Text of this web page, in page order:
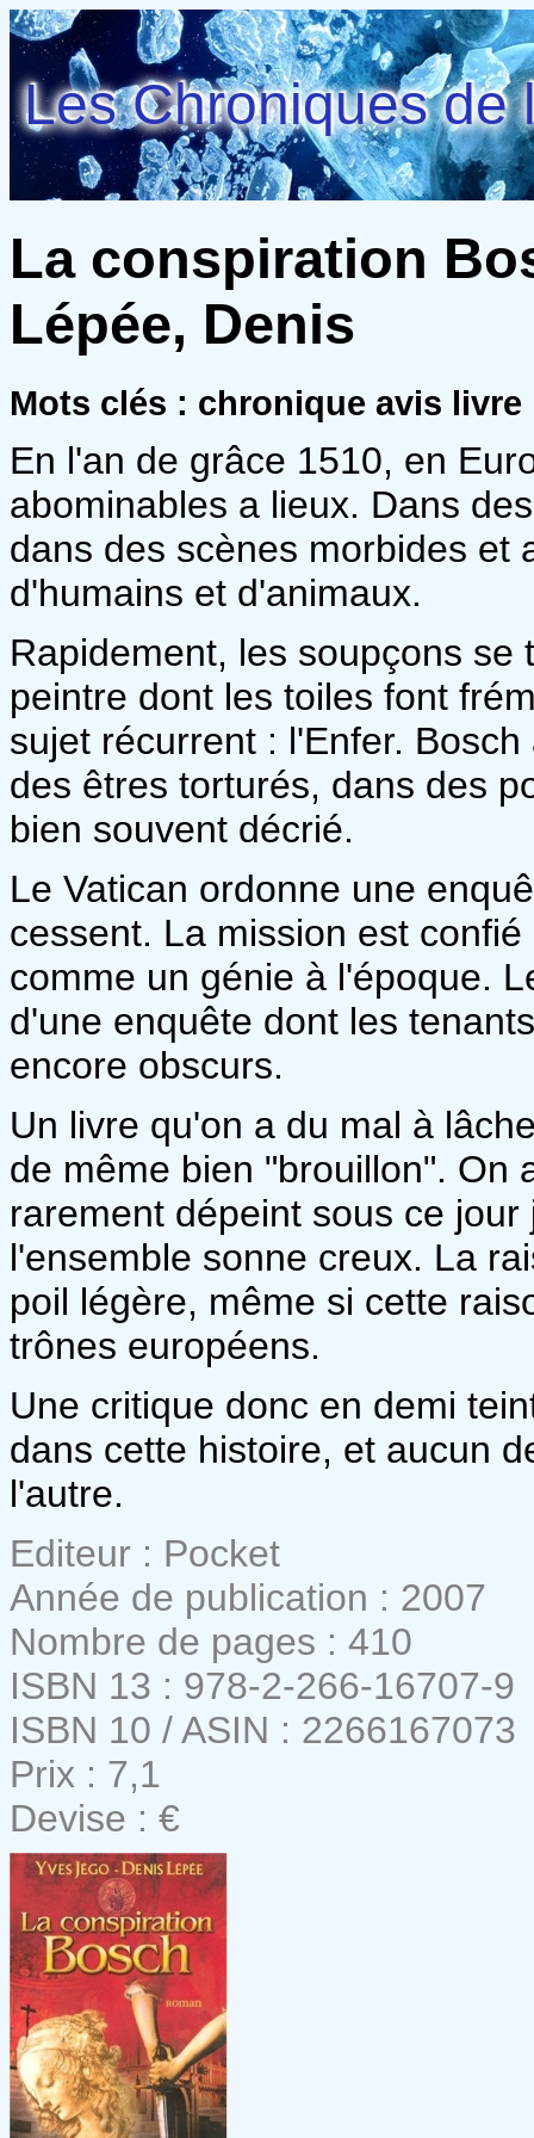
Les Chroniques de
La conspiration
Lépée, Denis
Mots clés : chronique avis livre
En l'an de grâce 1510, en
abominables a lieux. Dans
dans des scènes morbides et
d'humains et d'animaux.
Rapidement, les soupçons
peintre dont les toiles font
sujet récurrent : l'Enfer.
des êtres torturés, dans des
bien souvent décrié.
Le Vatican ordonne une
cessent. La mission est
comme un génie à l'époque.
d'une enquête dont les
encore obscurs.
Un livre qu'on a du mal à
de même bien "brouillon". On
rarement dépeint sous ce
l'ensemble sonne creux. La
poil légère, même si cette
trônes européens.
Une critique donc en demi
dans cette histoire, et aucun
l'autre.
Editeur : Pocket
Année de publication : 2007
Nombre de pages : 410
ISBN 13 : 978-2-266-16707-9
ISBN 10 / ASIN : 2266167073
Prix : 7,1
Devise : €